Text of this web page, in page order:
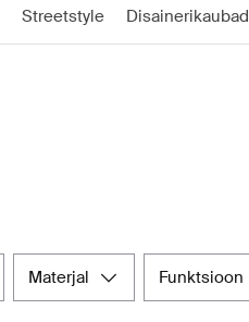
Streetstyle Disainerikaubad
materjal funktsioon